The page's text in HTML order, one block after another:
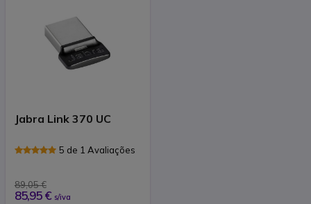
Jabra Link 370 UC
5 de 1 Avaliações
89,05 €
85,95 € s/iva